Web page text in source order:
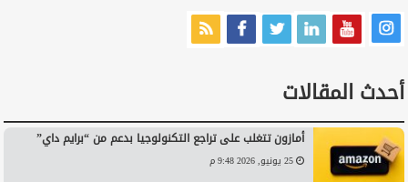
أحدث المقالات
أمازون تتغلب على تراجع التكنولوجيا بدعم من “برايم داي”
25 يونيو, 2026 9:48 م